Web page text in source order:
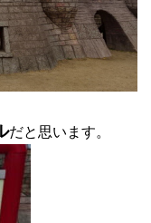
だと思います。